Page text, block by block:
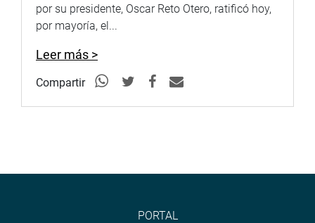
por su presidente, Oscar Reto Otero, ratificó hoy,
por mayoría, el...
Leer más >
Compartir
PORTAL